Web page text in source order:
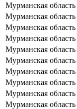
Мурманская область
Мурманская область
Мурманская область
Мурманская область
Мурманская область
Мурманская область
Мурманская область
Мурманская область
Мурманская область
Мурманская область